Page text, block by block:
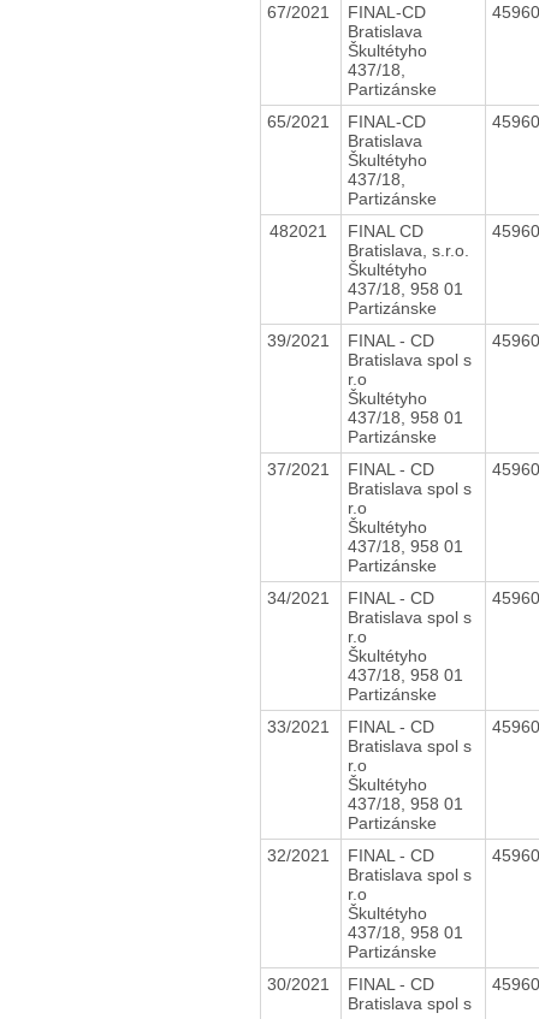
67/2021
FINAL-CD
Bratislava
Škultétyho
437/18,
Partizánske
65/2021
FINAL-CD
Bratislava
Škultétyho
437/18,
Partizánske
482021
FINAL CD
Bratislava, s.r.o.
Škultétyho
437/18, 958 01
Partizánske
39/2021
FINAL - CD
Bratislava spol s
r.o
Škultétyho
437/18, 958 01
Partizánske
37/2021
FINAL - CD
Bratislava spol s
r.o
Škultétyho
437/18, 958 01
Partizánske
34/2021
FINAL - CD
Bratislava spol s
r.o
Škultétyho
437/18, 958 01
Partizánske
33/2021
FINAL - CD
Bratislava spol s
r.o
Škultétyho
437/18, 958 01
Partizánske
32/2021
FINAL - CD
Bratislava spol s
r.o
Škultétyho
437/18, 958 01
Partizánske
30/2021
FINAL - CD
Bratislava spol s